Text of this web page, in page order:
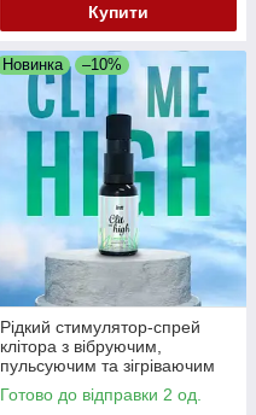
Купити
Новинка –10%
Рідкий стимулятор-спрей
клітора з вібруючим,
пульсуючим та зігріваючим
ефектом та ароматом
канабісу Intt Clit Me High, 12
Готово до відправки 2 од.